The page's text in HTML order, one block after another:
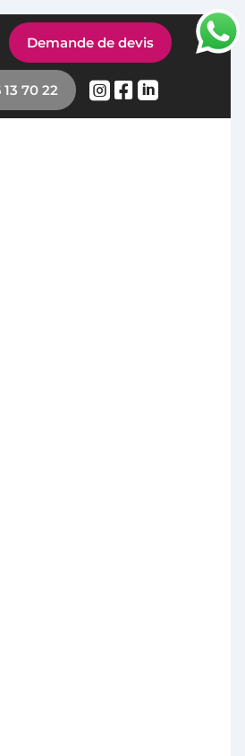
Demande de devis
70 22   